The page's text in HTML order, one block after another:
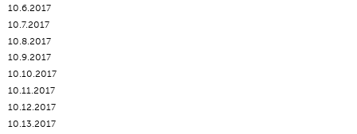
10.6.2017
10.7.2017
10.8.2017
10.9.2017
10.10.2017
10.11.2017
10.12.2017
10.13.2017